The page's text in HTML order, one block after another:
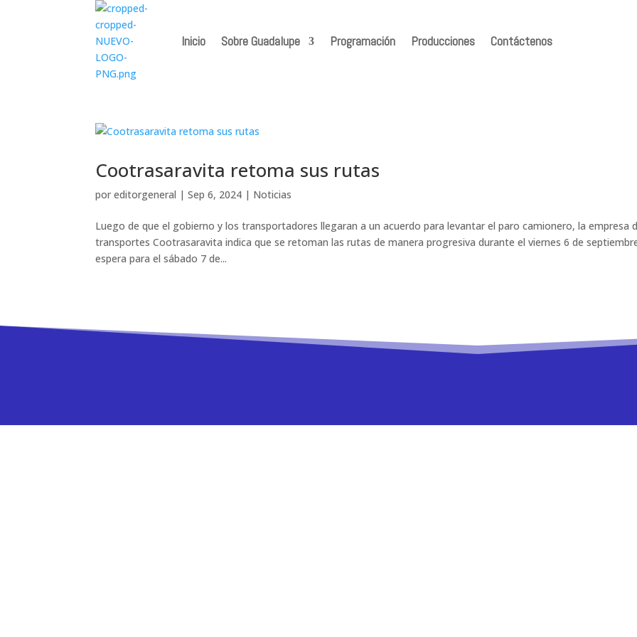
Inicio Sobre Guadalupe Programación Producciones Contáctenos
Cootrasaravita retoma sus rutas
poreditorgeneral |Sep 6, 2024 | Noticias
Luego de que el gobierno y los transportadores llegaran a un acuerdo para levantar el paro camionero, la empresa
transportes Cootrasaravita indica que se retoman las rutas de manera progresiva durante el viernes 6 de
espera para el sábado 7 de...